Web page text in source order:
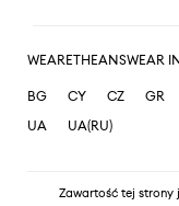
WEARETHEANSWEAR
BG CY CZ GR
UA
UA(RU)
Zawartość tej strony